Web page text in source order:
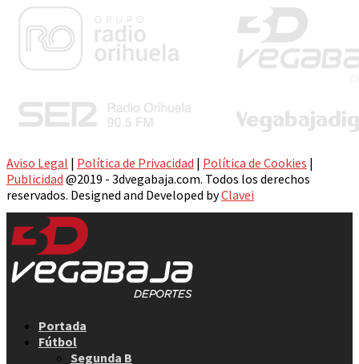
Aviso Legal | Política de Privacidad | Política de Cookies |
Publicidad @2019 - 3dvegabaja.com. Todos los derechos
reservados. Designed and Developed byClavei
Portada
Fútbol
Segunda B